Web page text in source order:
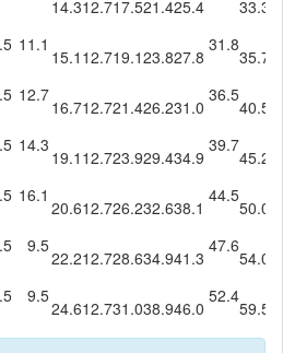
14.312.717.521.425.4 33.3
11.1
15.1 12.719.123.827.8
31.8
35.7
12.7
16.712.721.426.231.0
36.5
40.5
14.3
19.1 12.723.929.434.9
39.7
45.2
16.1
20.612.726.232.638.1
44.5
50.0
9.5
22.212.728.634.941.3
47.6
54.0
9.5
24.612.731.038.946.0
52.4
59.5